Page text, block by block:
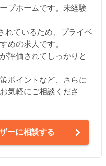
プホームです。未経験
れているため、プライベ
めの求人です。
評価されてしっかりと
ポイントなど、さらに
気軽にご相談くださ
ーに相談する